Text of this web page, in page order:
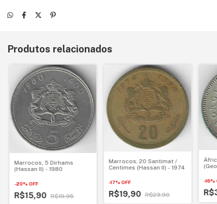
Produtos relacionados
Marrocos, 5 Dirhams
(Hassan II) - 1980
-20%OFF
R$15,90 R$19,95
Marrocos, 20 Santimat /
Centimes (Hassan II) - 1974
-17%OFF
R$19,90 R$23,90
-16%